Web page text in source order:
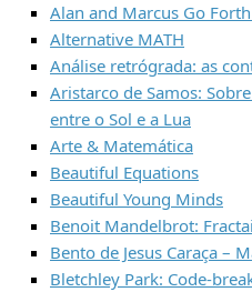
Alan and Marcus Go
Alternative MATH
Análise retrógrada: as
Aristarco de Samos:
entre o Sol e a Lua
Arte & Matemática
Beautiful Equations
Beautiful Young Minds
Benoit Mandelbrot:
Bento de Jesus Caraça –
Bletchley Park: Code-